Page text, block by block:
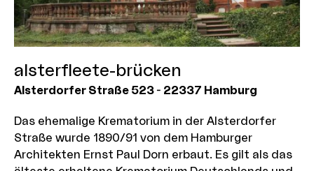
alsterfleete-brücken
Alsterdorfer Straße 523 - 22337 Hamburg
Das ehemalige Krematorium in der Alsterdorfer
Straße wurde 1890/91 von dem Hamburger
Architekten Ernst Paul Dorn erbaut. Es gilt als das